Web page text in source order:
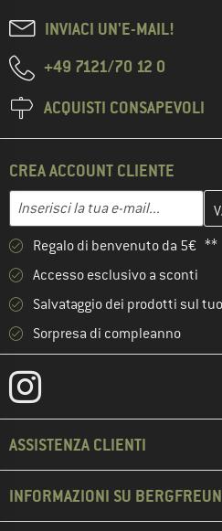
INVIACI UN'E-MAIL!
+49 7121/70 12 0
ACQUISTI CONSAPEVOLI
CREA ACCOUNT CLIENTE
Indirizzo e-mail
Inserisci qui il tuo indirizzo e-
Regalo di benvenuto da 5€ **
Accesso esclusivo a sconti
Salvataggio dei prodotti sul
Sorpresa di compleanno
ASSISTENZA CLIENTI
INFORMAZIONI SU